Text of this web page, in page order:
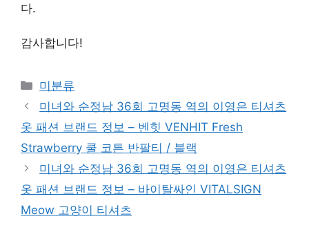
다.
감사합니다!
Categories
미분류
미녀와 순정남 36회 고명동 역의 이영은 티셔츠
옷 패션 브랜드 정보 – 벤힛 VENHIT Fresh
Strawberry 쿨 코튼 반팔티 / 블랙
미녀와 순정남 36회 고명동 역의 이영은 티셔츠
옷 패션 브랜드 정보 – 바이탈싸인 VITALSIGN
Meow 고양이 티셔츠